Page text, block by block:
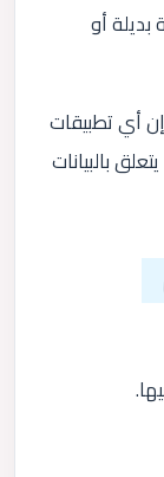
أو
أي تطبيقات
بالبيانات